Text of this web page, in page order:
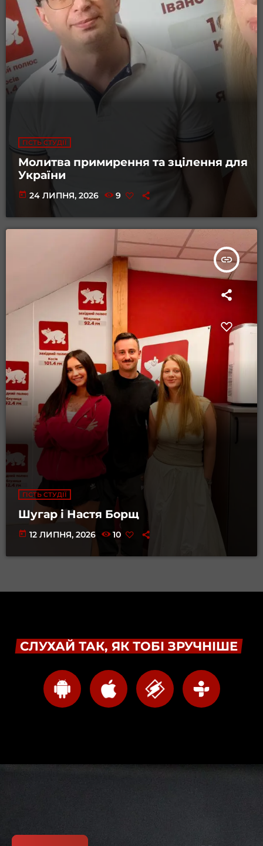
ГІСТЬ СТУДІЇ
Молитва примирення та зцілення для
України
today 24 ЛИПНЯ, 2026 9
insert_link
ГІСТЬ СТУДІЇ
Шугар і Настя Борщ
today 12 ЛИПНЯ, 2026 10
СЛУХАЙ ТАК, ЯК ТОБІ ЗРУЧНІШЕ